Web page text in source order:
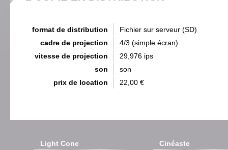
format de distribution
Fichier sur serveur (SD)
cadre de projection
4/3 (simple écran)
vitesse de projection
29,976 ips
son
son
prix de location
22,00 €
Light Cone Cinéaste